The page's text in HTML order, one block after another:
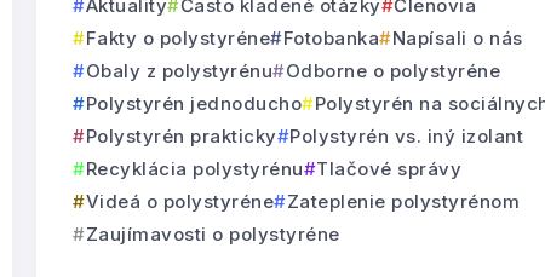
Aktuality Často kladené otázky
Členovia
Fakty o polystyréne
Fotobanka
Napísali o nás
Obaly z polystyrénu
Odborne o polystyréne
Polystyrén jednoducho
Polystyrén na
Polystyrén prakticky
Polystyrén vs. iný izolant
Recyklácia polystyrénu
Tlačové správy
Videá o polystyréne
Zateplenie polystyrénom
Zaujímavosti o polystyréne